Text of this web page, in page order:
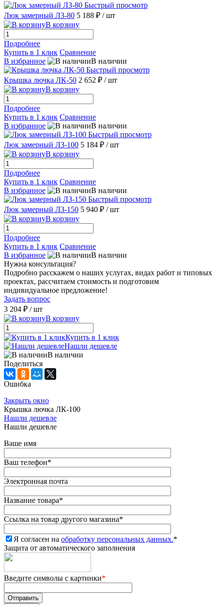
Быстрый просмотр
Люк замерный ЛЗ-80 5 188 ₽ / шт
В корзину
Подробнее
Купить в 1 клик Сравнение
В избранное
В наличии
Быстрый просмотр
Крышка лючка ЛК-50 2 652 ₽ / шт
В корзину
Подробнее
Купить в 1 клик Сравнение
В избранное
В наличии
Быстрый просмотр
Люк замерный ЛЗ-100 5 184 ₽ / шт
В корзину
Подробнее
Купить в 1 клик Сравнение
В избранное
В наличии
Быстрый просмотр
Люк замерный ЛЗ-150 5 940 ₽ / шт
В корзину
Подробнее
Купить в 1 клик Сравнение
В избранное
В наличии
Нужна консультация?
Подробно расскажем о наших услугах, видах работ и типовых
проектах, рассчитаем стоимость и подготовим
индивидуальное предложение!
Задать вопрос
3 204 ₽ / шт
В корзину
Купить в 1 клик
Нашли дешевле
В наличии
Поделиться
Ошибка
Закрыть окно
Крышка лючка ЛК-100
Нашли дешевле
Нашли дешевле
Ваше имя
Ваш телефон*
Электронная почта
Название товара*
Ссылка на товар другого магазина*
Я согласен на обработку персональных данных.*
Защита от автоматического заполнения
Введите символы с картинки*